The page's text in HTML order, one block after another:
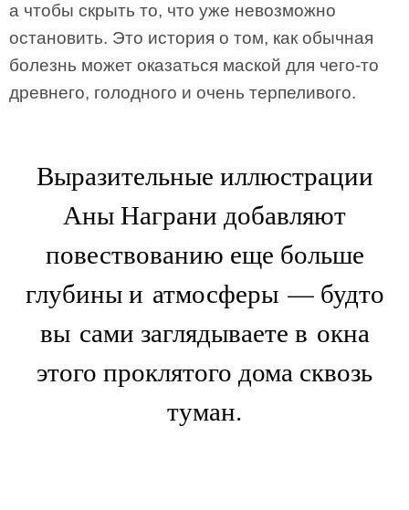
а чтобы скрыть то, что уже невозможно
остановить. Это история о том, как обычная
болезнь может оказаться маской для чего-то
древнего, голодного и очень терпеливого.
Выразительные иллюстрации
Аны Награни добавляют
повествованию еще больше
глубины и атмосферы — будто
вы сами заглядываете в окна
этого проклятого дома сквозь
туман.